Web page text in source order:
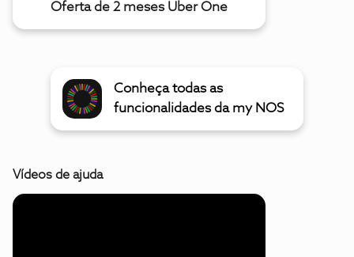
Oferta de 2 meses Uber One
Conheça todas as
funcionalidades da my NOS
Vídeos de ajuda